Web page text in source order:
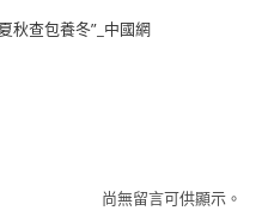
秋查包養冬”_中國網
尚無留言可供顯示。